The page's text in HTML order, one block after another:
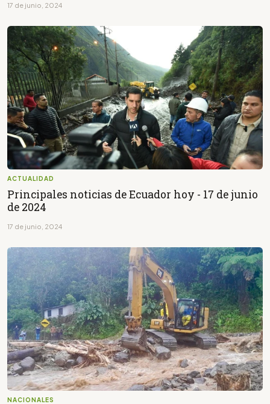
17 de junio, 2024
ACTUALIDAD
Principales noticias de Ecuador hoy - 17 de junio
de 2024
17 de junio, 2024
NACIONALES